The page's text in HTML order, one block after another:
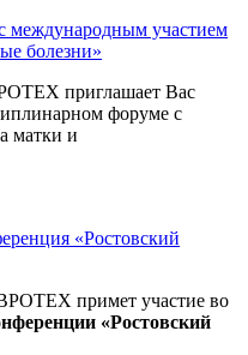
участием
болезни»
приглашает Вас
форуме с
матки и
«Ростовский
примет участие во
«Ростовский